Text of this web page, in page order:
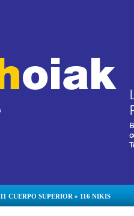
11 CUERPO SUPERIOR » 116 NIKIS